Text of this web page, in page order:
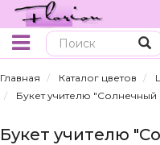
Главная Каталог цветов
Букет учителю
Букет учителю